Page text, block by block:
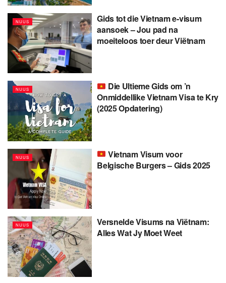
NUUS
Gids tot die Vietnam e-visum
aansoek – Jou pad na
moeiteloos toer deur Viëtnam
NUUS
Die Ultieme Gids om ’n
Onmiddellike Vietnam Visa te Kry
(2025 Opdatering)
NUUS
Vietnam Visum voor
Belgische Burgers – Gids 2025
NUUS
Versnelde Visums na Viëtnam:
Alles Wat Jy Moet Weet